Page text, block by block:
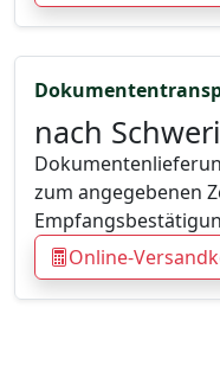
nach
zum angegebenen
Online-